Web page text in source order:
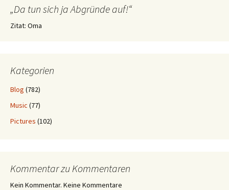
„Da tun sich ja Abgründe auf!“
Zitat: Oma
Kategorien
Blog (782)
Music (77)
Pictures (102)
Kommentar zu Kommentaren
Kein Kommentar. Keine Kommentare